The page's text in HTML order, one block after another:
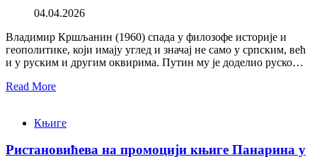
04.04.2026
Владимир Кршљанин (1960) спада у филозофе историје и
геополитике, који имају углед и значај не само у српским, већ
и у руским и другим оквирима. Путин му је доделио руско…
Read More
Књиге
Ристановићева на промоцији књиге Панарина у